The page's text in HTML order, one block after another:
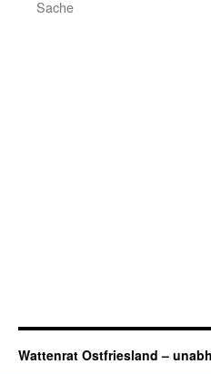
Sache
Wattenrat Ostfriesland –